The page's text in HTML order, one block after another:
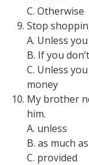
C. Otherwise
Stop
A. Unless
B. If you
C. Unless
money
My brother
him.
A. unless
B. as much as
C. provided